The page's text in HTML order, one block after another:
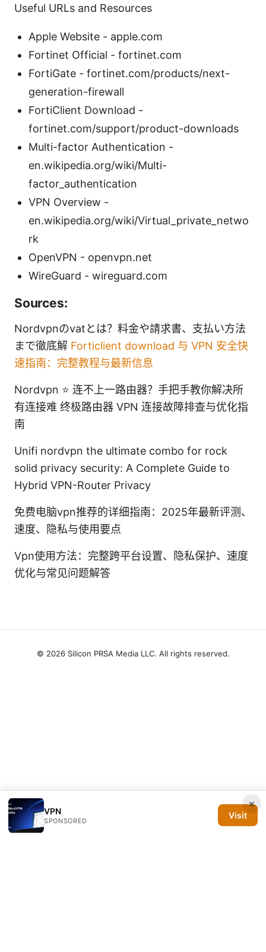
Useful URLs and Resources
Apple Website - apple.com
Fortinet Official - fortinet.com
FortiGate - fortinet.com/products/next-
generation-firewall
FortiClient Download -
fortinet.com/support/product-downloads
Multi-factor Authentication -
en.wikipedia.org/wiki/Multi-
factor_authentication
VPN Overview -
en.wikipedia.org/wiki/Virtual_private_netwo
rk
OpenVPN - openvpn.net
WireGuard - wireguard.com
Sources:
Nordvpnのvatとは？料金や請求書、支払い方法
まで徹底解 Forticlient download 与 VPN 安全快
速指南：完整教程与最新信息
Nordvpn ⭐ 连不上一路由器？手把手教你解决所
有连接难 终极路由器 VPN 连接故障排查与优化指
南
Unifi nordvpn the ultimate combo for rock
solid privacy security: A Complete Guide to
Hybrid VPN-Router Privacy
免费电脑vpn推荐的详细指南：2025年最新评测、
速度、隐私与使用要点
Vpn使用方法：完整跨平台设置、隐私保护、速度
优化与常见问题解答
×
VPN
SPONSORED
Visit
© 2026 Silicon PRSA Media LLC. All rights reserved.